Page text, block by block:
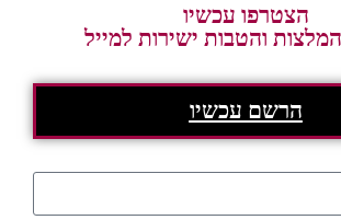
הצטרפו עכשיו
והטבות ישירות למייל
הרשם עכשיו